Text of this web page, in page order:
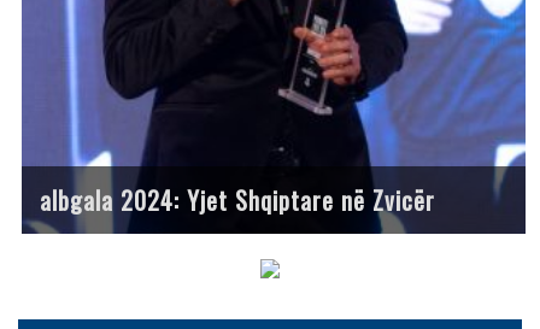
albgala 2024: Yjet Shqiptare në Zvicër